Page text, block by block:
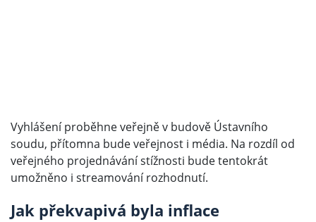
Vyhlášení proběhne veřejně v budově Ústavního
soudu, přítomna bude veřejnost i média. Na rozdíl od
veřejného projednávání stížnosti bude tentokrát
umožněno i streamování rozhodnutí.
Jak překvapivá byla inflace